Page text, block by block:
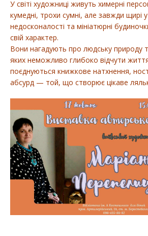
У світі художниці живуть химерні
кумедні, трохи сумні, але завжди щирі у
недосконалості та мініатюрні
свій характер.
Вони нагадують про людську природу
яких неможливо глибоко відчути
поєднуються книжкове натхнення,
абсурд — той, що створює цікаве